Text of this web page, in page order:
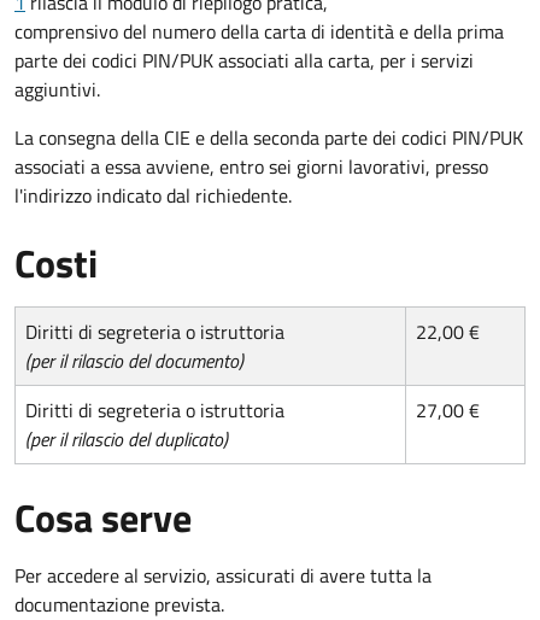
comprensivo del numero della carta di identità e della prima
parte dei codici PIN/PUK associati alla carta, per i servizi
aggiuntivi.
La consegna della CIE e della seconda parte dei codici PIN/PUK
associati a essa avviene, entro sei giorni lavorativi, presso
l'indirizzo indicato dal richiedente.
Costi
Diritti di segreteria o istruttoria
(per il rilascio del documento)
22,00 €
Diritti di segreteria o istruttoria
(per il rilascio del duplicato)
27,00 €
Cosa serve
Per accedere al servizio, assicurati di avere tutta la
documentazione prevista.